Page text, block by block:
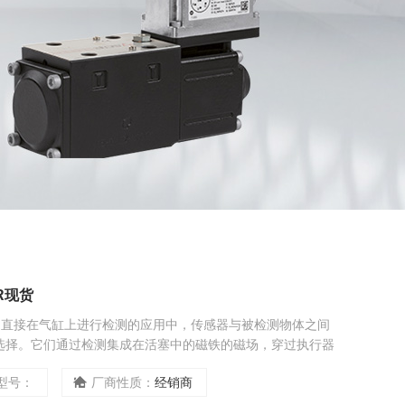
现货
接在气缸上进行检测的应用中，传感器与被检测物体之间
。它们通过检测集成在活塞中的磁铁的磁场，穿过执行器
用，否则比较容易堵塞，作为净水设备末端除菌使用则1-
号： 厂商性质： 经销商